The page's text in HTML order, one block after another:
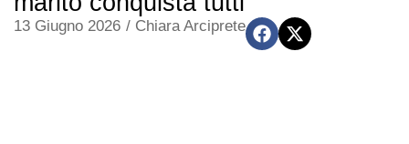
13 Giugno 2026 / Chiara Arciprete